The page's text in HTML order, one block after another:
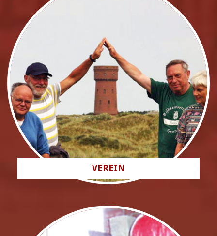
VEREIN